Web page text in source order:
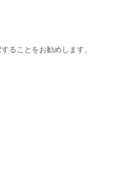
ることをお勧めします。